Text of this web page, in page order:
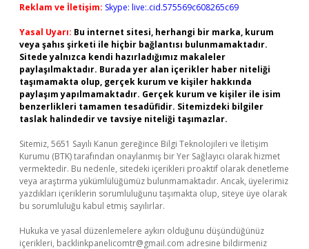
Reklam ve İletişim: Skype: live:.cid.575569c608265c69
Yasal Uyarı: Bu internet sitesi, herhangi bir marka, kurum
veya şahıs şirketi ile hiçbir bağlantısı bulunmamaktadır.
Sitede yalnızca kendi hazırladığımız makaleler
paylaşılmaktadır. Burada yer alan içerikler haber niteliği
taşımamakta olup, gerçek kurum ve kişiler hakkında
paylaşım yapılmamaktadır. Gerçek kurum ve kişiler ile isim
benzerlikleri tamamen tesadüfidir. Sitemizdeki bilgiler
taslak halindedir ve tavsiye niteliği taşımazlar.
Sitemiz, 5651 Sayılı Kanun gereğince Bilgi Teknolojileri ve İletişim
Kurumu (BTK) tarafından onaylanmış bir Yer Sağlayıcı olarak hizmet
vermektedir. Bu nedenle, sitedeki içerikleri proaktif olarak denetleme
veya araştırma yükümlülüğümüz bulunmamaktadır. Ancak, üyelerimiz
yazdıkları içeriklerin sorumluluğunu taşımakta olup, siteye üye olarak
bu sorumluluğu kabul etmiş sayılırlar.
Hukuka ve yasal düzenlemelere aykırı olduğunu düşündüğünüz
içerikleri, backlinkpanelicomtr@gmail.com adresine bildirmeniz